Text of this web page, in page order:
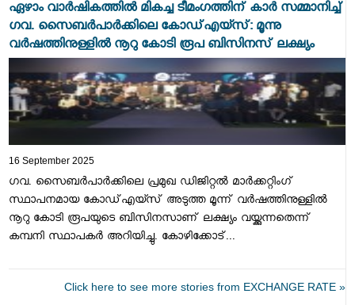
ഏഴാം വാര്‍ഷികത്തില്‍ മികച്ച ടീമംഗത്തിന് കാര്‍ സമ്മാനിച്ച്
ഗവ. സൈബർപാർക്കിലെ കോഡ്എയ്സ്: മൂന്നു
വര്‍ഷത്തിനുള്ളില്‍ നൂറു കോടി രൂപ ബിസിനസ് ലക്ഷ്യം
16 September 2025
ഗവ. സൈബര്‍പാര്‍ക്കിലെ പ്രമുഖ ഡിജിറ്റല്‍ മാര്‍ക്കറ്റിംഗ്
സ്ഥാപനമായ കോഡ്എയ്സ് അടുത്ത മൂന്ന് വര്‍ഷത്തിനുള്ളില്‍
നൂറു കോടി രൂപയുടെ ബിസിനസാണ് ലക്ഷ്യം വയ്ക്കുന്നതെന്ന്
കമ്പനി സ്ഥാപകര്‍ അറിയിച്ചു. കോഴിക്കോട്...
Click here to see more stories from EXCHANGE RATE »